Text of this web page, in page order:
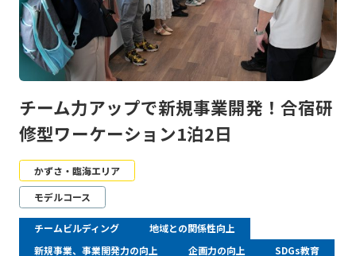
チーム力アップで新規事業開発！合宿研
修型ワーケーション1泊2日
かずさ・臨海エリア
モデルコース
チームビルディング
地域との関係性向上
新規事業、事業開発力の向上
企画力の向上 SDGs教育